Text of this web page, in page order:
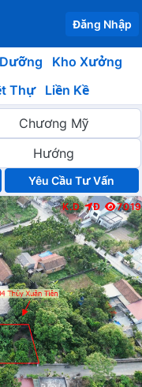
Đăng Nhập
Kho Xưởng
Thự Liền Kề
Yêu Cầu Tư Vấn
K.D Đ 7019